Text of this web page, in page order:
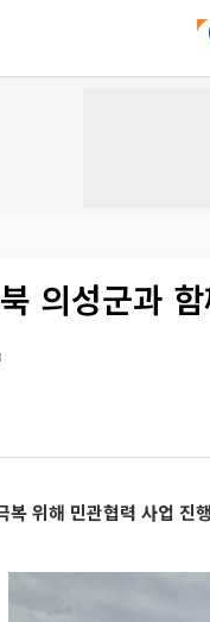
의성군과
복 위해 민관협력 사업 진행